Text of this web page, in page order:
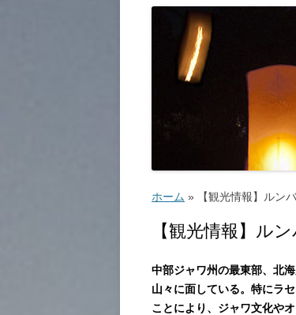
ラーマーヤナ舞踊ショー
ヤンクリ・イベント・マ
ン
スパ・マッサージ
ホーム » 【観光情報】ルン
【観光情報】ル
中部ジャワ州の最東部、北
山々に面している。特にラ
ことにより、ジャワ文化や